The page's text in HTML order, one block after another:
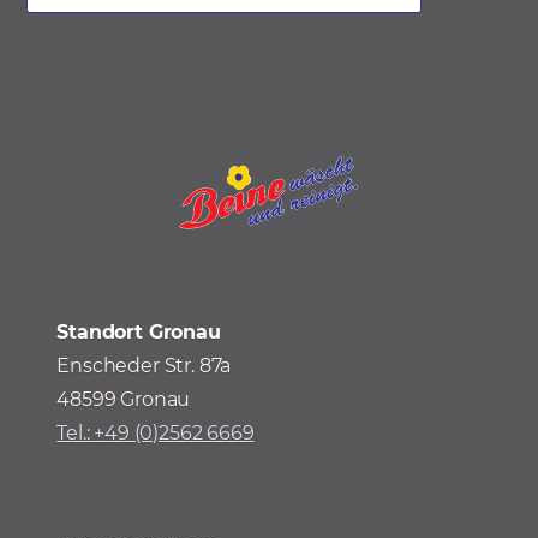
Standort Gronau
Enscheder Str. 87a
48599 Gronau
Tel.: +49 (0)2562 6669